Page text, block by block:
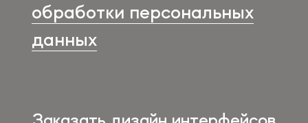
обработки персональных
данных